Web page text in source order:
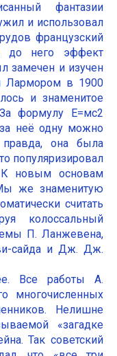
фантазии
и использовал
французский
до него эффект
замечен и изучен
Лармором в 1900
и знаменитое
формулу Е=мс2
неё одну можно
правда, она была
популяризировал
новым основам
же знаменитую
считать
колоссальный
П. Ланжевена,
сайда и Дж. Дж.
Все работы А.
многочисленных
Нелишне
«загадке
Так советский